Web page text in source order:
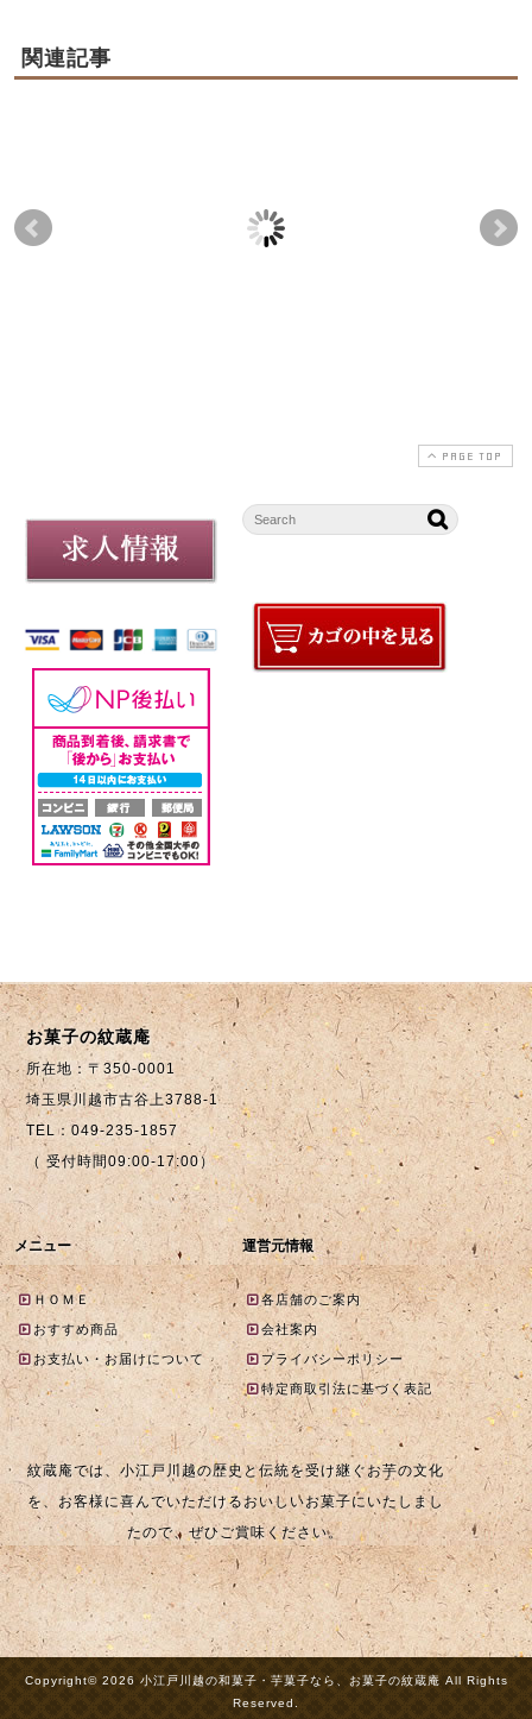
関連記事
PAGE TOP
お菓子の紋蔵庵
所在地：〒350-0001
埼玉県川越市古谷上3788-1
TEL：049-235-1857
（ 受付時間09:00-17:00）
メニュー
ＨＯＭＥ
おすすめ商品
お支払い・お届けについて
運営元情報
各店舗のご案内
会社案内
プライバシーポリシー
特定商取引法に基づく表記
紋蔵庵では、小江戸川越の歴史と伝統を受け継ぐお芋の文化
を、お客様に喜んでいただけるおいしいお菓子にいたしまし
たので、ぜひご賞味ください。
Copyright© 2026 小江戸川越の和菓子・芋菓子なら、お菓子の紋蔵庵 All Rights
Reserved.